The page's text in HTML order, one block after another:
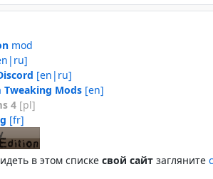
mod
[en|ru]
Tweaking Mods [en]
4 [pl]
[fr]
в этом спиcке свой сайт загляните